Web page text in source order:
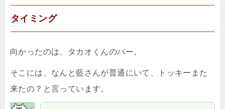
タイミング
向かったのは、タカオくんのバー。
そこには、なんと藍さんが普通にいて、トッキーまた
来たの？と言っています。